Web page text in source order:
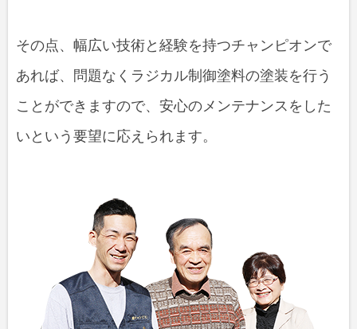
その点、幅広い技術と経験を持つチャンピオンで
あれば、問題なくラジカル制御塗料の塗装を行う
ことができますので、安心のメンテナンスをした
いという要望に応えられます。